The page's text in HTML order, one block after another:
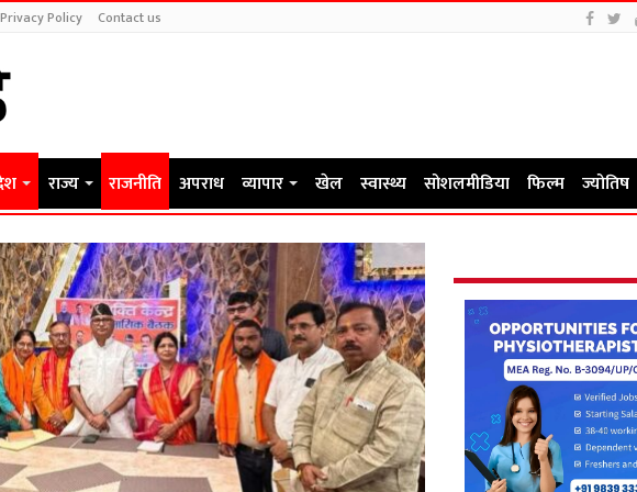
Privacy Policy Contact us
राज्य राजनीति अपराध व्यापार खेल स्वास्थ्य सोशलमीडिया फिल्म ज्योतिष